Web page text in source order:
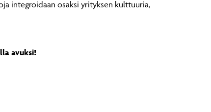
integroidaan osaksi yrityksen kulttuuria,
avuksi!